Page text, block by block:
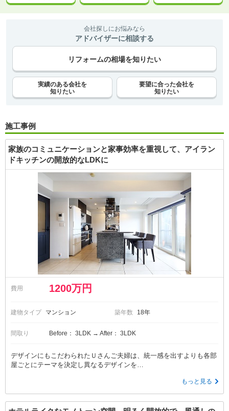
会社探しにお悩みなら
アドバイザーに相談する
リフォームの相場を知りたい
実績のある会社を
知りたい
要望に合った会社を
知りたい
施工事例
家族のコミュニケーションと家事効率を重視して、アイラン
ドキッチンの開放的なLDKに
費用 1200万円
建物タイプ マンション 築年数 18年
間取り Before： 3LDK → After： 3LDK
デザインにもこだわられたＵさんご夫婦は、統一感を出すよりも各部
屋ごとにテーマを決定し異なるデザインを…
もっと見る